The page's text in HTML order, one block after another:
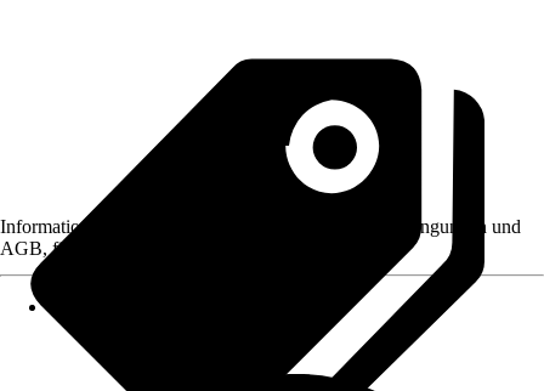
Informationen des Verkäufers, wie z. B. Rückgabebedingungen und
AGB, finden Sie bei Klick auf den Verkäufernamen.